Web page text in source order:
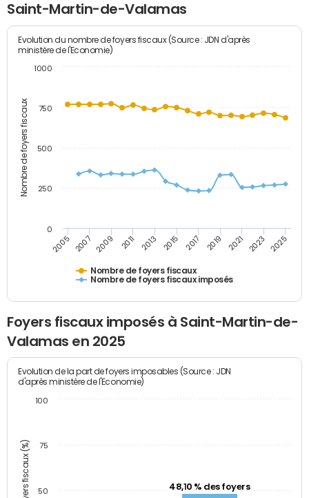
Saint-Martin-de-Valamas
Nombre de foyers fiscaux
Evolution du nombre de foyers fiscaux (Source : JDN d'après
ministère de l'Economie)
Nombre de foyers fiscaux
Nombre de foyers fiscaux imposés
2005 2007 2009 2011 2013 2015 2017 2019 2021 2023 2025
0
250
500
750
1000
Foyers fiscaux imposés à Saint-Martin-de-
Valamas en 2025
Evolution de la part de foyers imposables (Source : JDN
d'après ministère de l'Economie)
48,10 % des foyers
50
75
100